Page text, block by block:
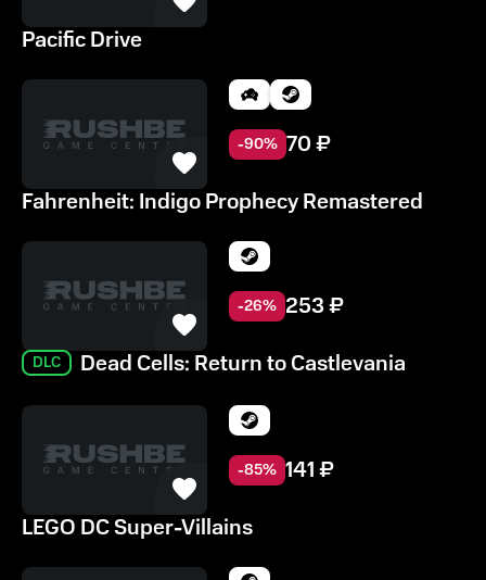
Pacific Drive
-90% 70₽
Fahrenheit: Indigo Prophecy Remastered
-26% 253₽
DLC Dead Cells: Return to Castlevania
-85% 141₽
LEGO DC Super-Villains